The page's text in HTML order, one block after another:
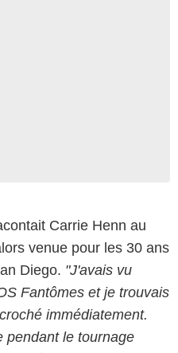
Carrie Henn au
venue pour les 30 ans
Diego. "J'avais vu
Fantômes et je trouvais
immédiatement.
pendant le tournage